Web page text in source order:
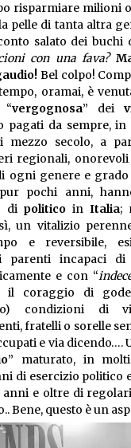
risparmiare milioni
pelle di tanta altra
salato dei buchi
con una fava?
Bel colpo!
oramai, è
“vergognosa” dei
pagati da sempre, in
mezzo secolo, a
regionali, onorevoli
ogni genere e grado
pochi anni,
di politico in Italia;
un vitalizio
e reversibile,
parenti incapaci di
e con “
il coraggio di
condizioni di
fratelli o sorelle
e via dicendo….
” maturato, in
di esercizio politico
anni e oltre di
Bene, questo è un